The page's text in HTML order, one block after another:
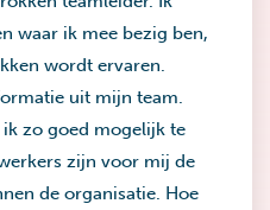
waar ik mee bezig ben,
wordt ervaren.
uit mijn team.
zo goed mogelijk te
zijn voor mij de
de organisatie. Hoe